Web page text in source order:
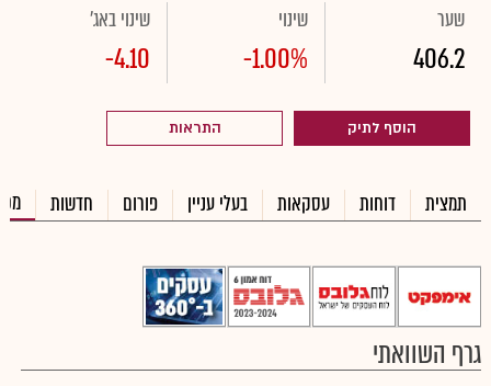
שער
406.2
שינוי
-1.00%
שינוי באג'
-4.10
הוסף לתיק התראות
תמצית דוחות עסקאות בעלי עניין פורום חדשות
גרף השוואתי